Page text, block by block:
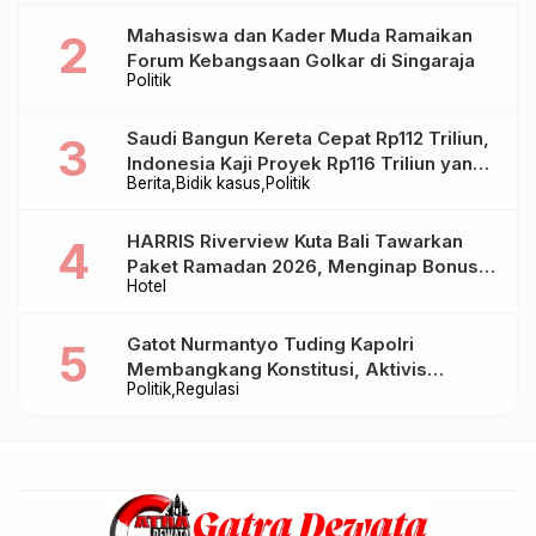
Politik
Mahasiswa dan Kader Muda Ramaikan
Forum Kebangsaan Golkar di Singaraja
Berita Bidik kasus Politik
Saudi Bangun Kereta Cepat Rp112 Triliun,
Indonesia Kaji Proyek Rp116 Triliun yang
Baru Sampai Bandung
Hotel
HARRIS Riverview Kuta Bali Tawarkan
Paket Ramadan 2026, Menginap Bonus
Takjil hingga Bukber Mulai Rp88.888
Politik Regulasi
Gatot Nurmantyo Tuding Kapolri
Membangkang Konstitusi, Aktivis
Tegaskan Polri Tak Punya Sejarah